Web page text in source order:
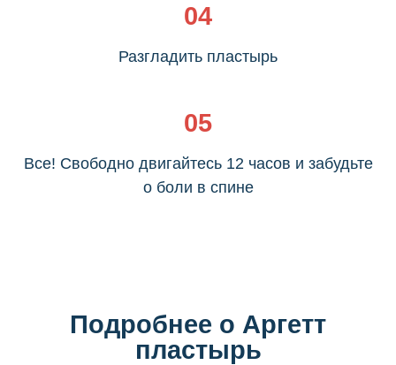
04
Разгладить пластырь
05
Все! Свободно двигайтесь 12 часов и забудьте
о боли в спине
Подробнее о Аргетт
пластырь